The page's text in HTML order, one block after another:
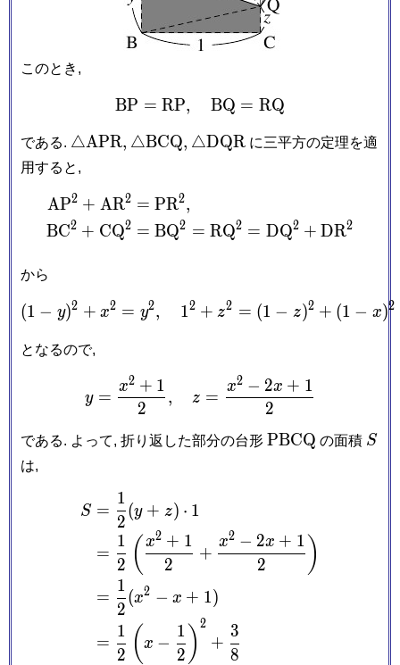
このとき,
\mathrm{BP} =
BP = RP, BQ = RQ
である. \triangle\mathrm{APR},
△APR, \triangle\mathrm{BCQ},
△BCQ, \triangle\mathrm{DQR}
△DQR に三平方の定理を適
用すると,
AP2 + AR2
BC2 + CQ2
= PR2,
= BQ2 = RQ2 = DQ2 + DR2
から
(1-y)^2+x^2 = y^2,
(1 − y)2 + x2 = y2, 12 + z2 = (1 − z)2 + (1 − x)2
となるので,
y = \frac{x^2+1}{2},
y =
2
x2 + 1
, z =
2
x2 − 2x + 1
である. よって, 折り返した部分の台形 PBCQ の面積 S
S
は,
S =
2
1
(y + z) ⋅ 1
=
2
1 ( 2
x2 + 1
+
2
x2 − 2x + 1 )
=
2
1
(x2 − x + 1)
=
2
1 ( x −
2
1 ) 2
+
8
3